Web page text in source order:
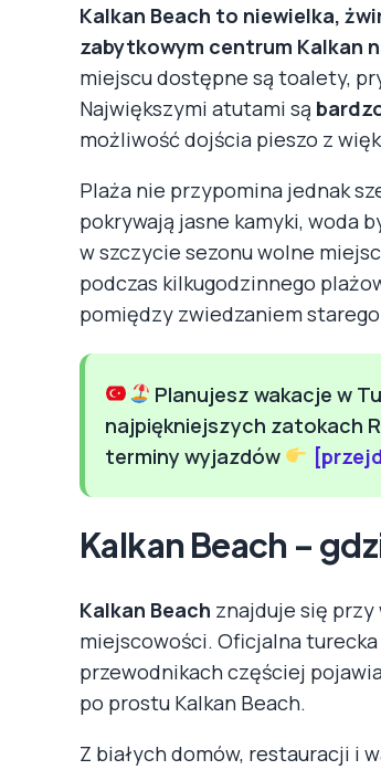
Kalkan Beach to niewielka,
zabytkowym centrum Kalkan
miejscu dostępne są toalety,
Największymi atutami są
możliwość dojścia pieszo z
Plaża nie przypomina jednak
pokrywają jasne kamyki, woda
w szczycie sezonu wolne
podczas kilkugodzinnego
pomiędzy zwiedzaniem
Planujesz wakacje w
najpiękniejszych zatokach
terminy wyjazdów
Kalkan Beach –
Kalkan Beach znajduje się
miejscowości. Oficjalna turecka
przewodnikach częściej
po prostu Kalkan Beach.
Z białych domów, restauracji i